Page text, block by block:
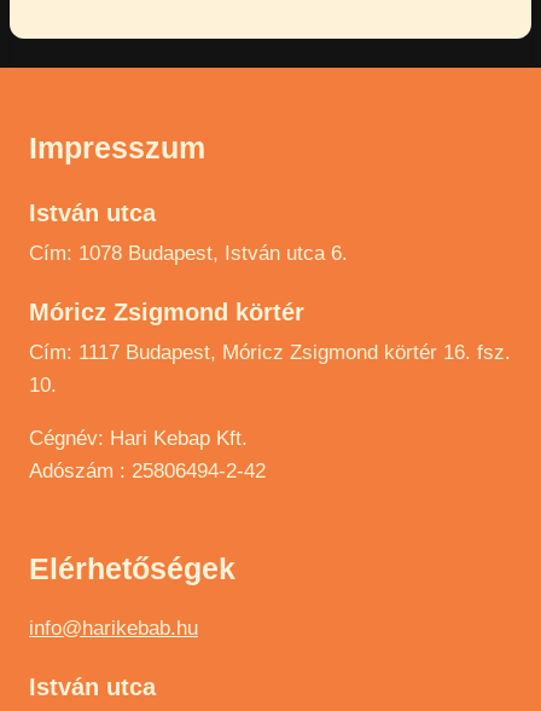
Impresszum
István utca
Cím: 1078 Budapest, István utca 6.
Móricz Zsigmond körtér
Cím: 1117 Budapest, Móricz Zsigmond körtér 16. fsz.
10.
Cégnév: Hari Kebap Kft.
Adószám : 25806494-2-42
Elérhetőségek
info@harikebab.hu
István utca